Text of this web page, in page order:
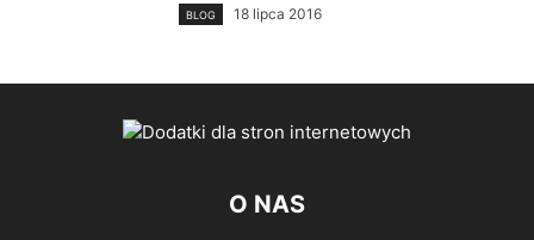
BLOG 18 lipca 2016
O NAS